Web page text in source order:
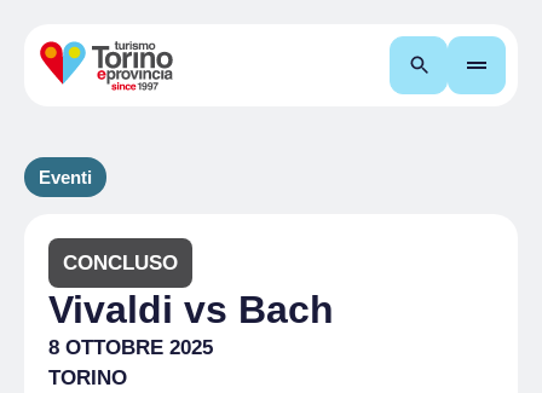
Cerca
Eventi
CONCLUSO
Vivaldi vs Bach
8 OTTOBRE 2025
TORINO